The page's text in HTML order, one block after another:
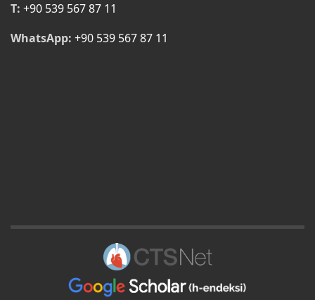
T: +90 539 567 87 11
WhatsApp: +90 539 567 87 11